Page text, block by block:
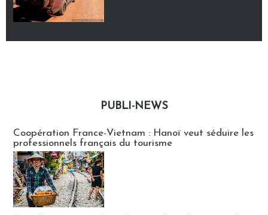
PUBLI-NEWS
Coopération France-Vietnam : Hanoï veut séduire les
professionnels français du tourisme